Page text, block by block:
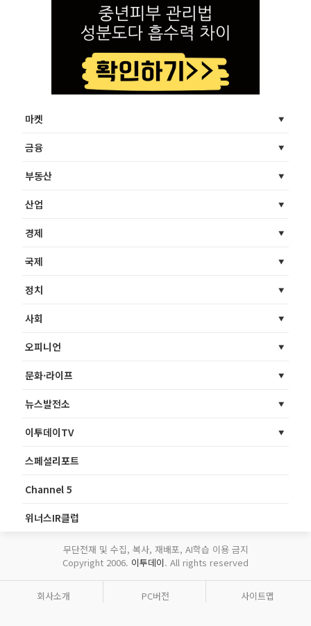
마켓
금융
부동산
산업
경제
국제
정치
사회
오피니언
문화·라이프
뉴스발전소
이투데이TV
스페셜리포트
Channel 5
위너스IR클럽
무단전재 및 수집, 복사, 재배포, AI학습 이용 금지
Copyright 2006. 이투데이. All rights reserved
회사소개 PC버전 사이트맵